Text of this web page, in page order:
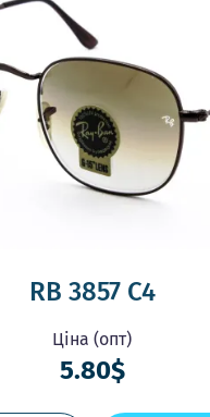
RB 3857 C4
Ціна (опт)
5.80$